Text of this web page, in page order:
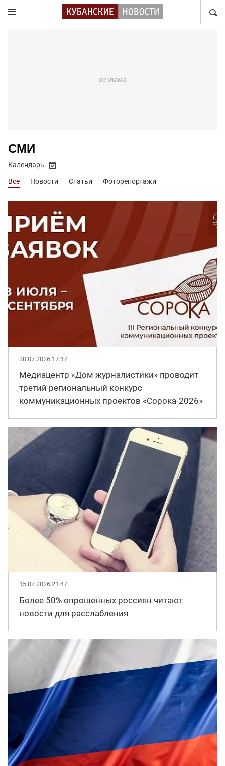
СМИ
Все Новости Статьи Фоторепортажи
Календарь
30.07.2026 17:17
Медиацентр «Дом журналистики» проводит
третий региональный конкурс
коммуникационных проектов «Сорока-2026»
15.07.2026 21:47
Более 50% опрошенных россиян читают
новости для расслабления